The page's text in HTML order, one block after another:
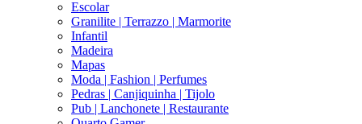
Escolar
Granilite | Terrazzo | Marmorite
Infantil
Madeira
Mapas
Moda | Fashion | Perfumes
Pedras | Canjiquinha | Tijolo
Pub | Lanchonete | Restaurante